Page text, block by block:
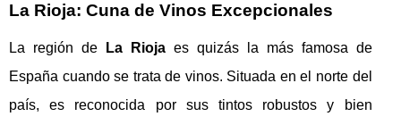
La Rioja: Cuna de Vinos Excepcionales
La región de La Riojaes quizás la más famosa de
España cuando se trata de vinos. Situada en el norte del
país, es reconocida por sus tintos robustos y bien